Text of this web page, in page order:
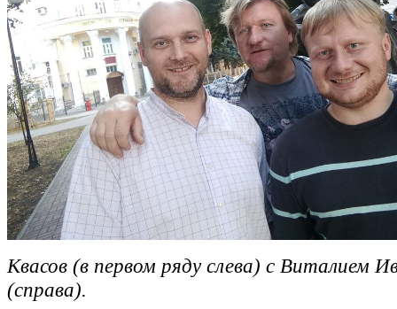
Квасов (в первом ряду слева) с Виталием
(справа).